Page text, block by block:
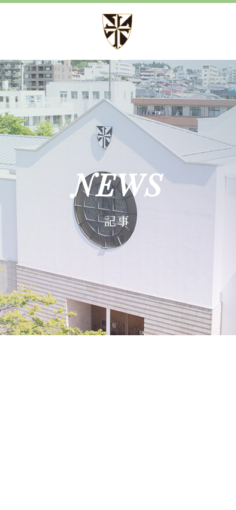
・礼・知
募集案内
児童募集のご案内
学校見学会
諸届出用紙
賞・入選
セルについて
施設紹介
スクールバス
NEWS
記事